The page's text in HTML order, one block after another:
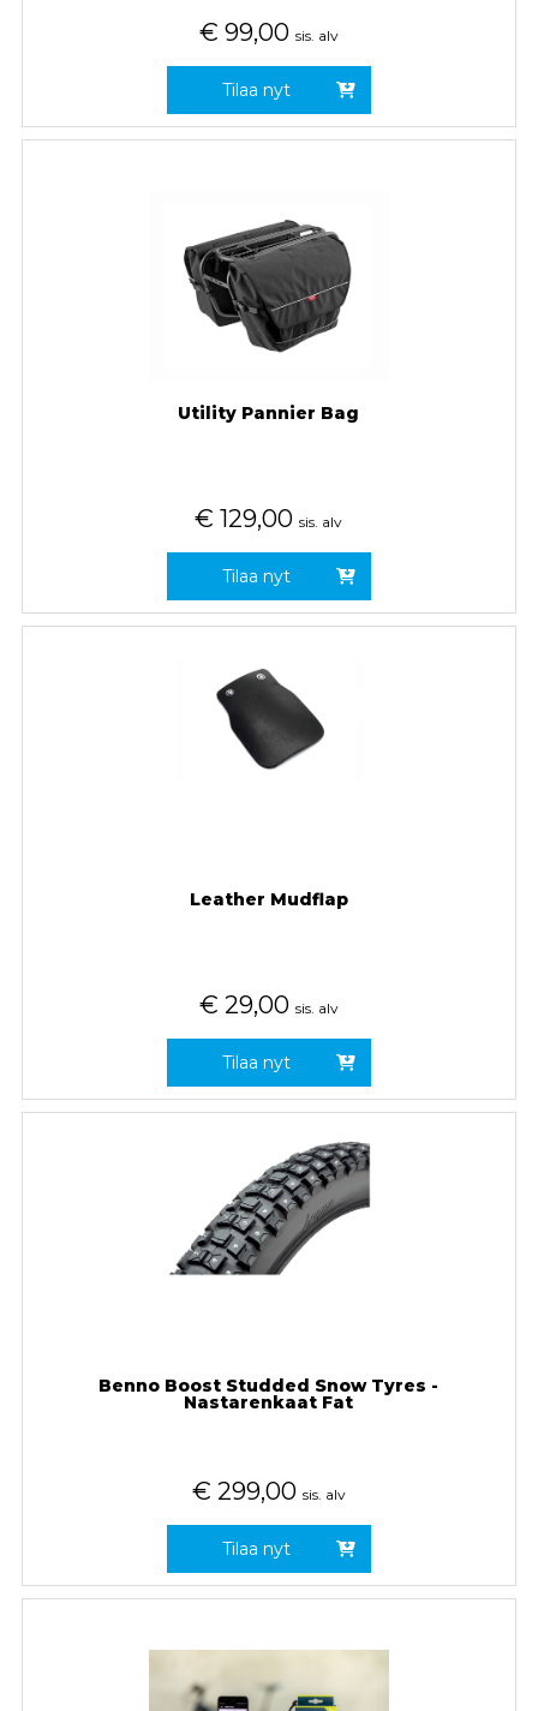
€ 99,00 sis. alv
Tilaa nyt
Utility Pannier Bag
€ 129,00 sis. alv
Tilaa nyt
Leather Mudflap
€ 29,00 sis. alv
Tilaa nyt
Benno Boost Studded Snow Tyres -
Nastarenkaat Fat
€ 299,00 sis. alv
Tilaa nyt